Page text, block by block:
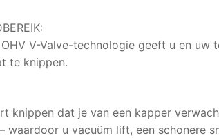
V-Valve-technologie geeft u en
te knippen.
knippen dat je van een kapper
waardoor u vacuüm lift, een schonere